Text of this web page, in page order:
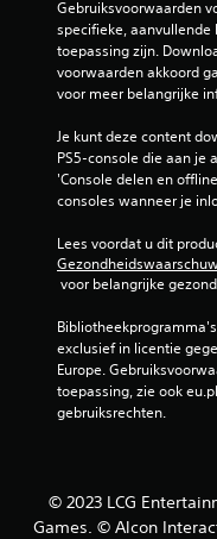
Gebruiksvoorwaarden
specifieke,
toepassing zijn.
voorwaarden akkoord
voor meer belangrijke
Je kunt deze content
PS5-console die aan je
'Console delen en
consoles wanneer je
Lees voordat u dit
voor belangrijke
exclusief in licentie
Europe.
toepassing, zie ook
gebruiksrechten.
© 2023 LCG
Games. © Alcon